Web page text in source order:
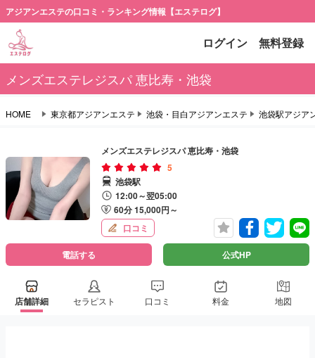
アジアンエステの口コミ・ランキング情報【エステログ】
ログイン 無料登録
メンズエステレジスパ 恵比寿・池袋
HOME 東京都アジアンエステ 池袋・目白アジアンエステ 池袋駅アジア
メンズエステレジスパ 恵比寿・池袋
5
池袋駅
12:00～翌05:00
60分 15,000円～
口コミ
電話する 公式HP
店舗詳細 セラピスト 口コミ 料金 地図